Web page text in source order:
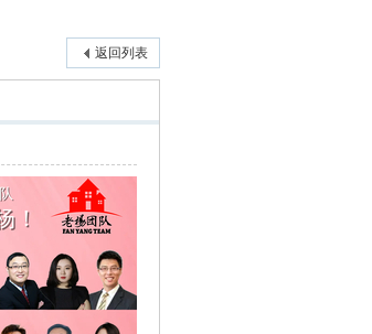
返回列表